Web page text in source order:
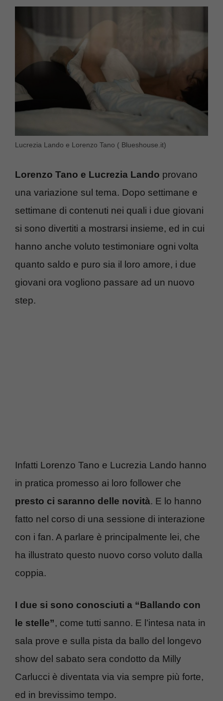
Lucrezia Lando e Lorenzo Tano ( Blueshouse.it)
Lorenzo Tano e Lucrezia Lando provano
una variazione sul tema. Dopo settimane e
settimane di contenuti nei quali i due giovani
si sono divertiti a mostrarsi insieme, ed in cui
hanno anche voluto testimoniare ogni volta
quanto saldo e puro sia il loro amore, i due
giovani ora vogliono passare ad un nuovo
step.
Infatti Lorenzo Tano e Lucrezia Lando hanno
in pratica promesso ai loro follower che
presto ci saranno delle novità. E lo hanno
fatto nel corso di una sessione di interazione
con i fan. A parlare è principalmente lei, che
ha illustrato questo nuovo corso voluto dalla
coppia.
I due si sono conosciuti a “Ballando con
le stelle”, come tutti sanno. E l’intesa nata in
sala prove e sulla pista da ballo del longevo
show del sabato sera condotto da Milly
Carlucci è diventata via via sempre più forte,
ed in brevissimo tempo.